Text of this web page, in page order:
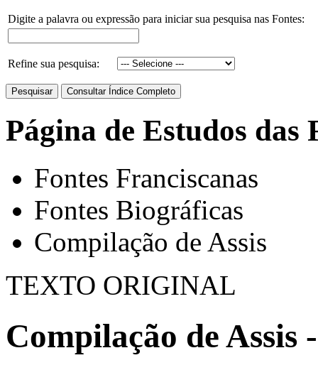
Digite a palavra ou expressão para iniciar sua pesquisa nas Fontes:
Refine sua pesquisa:
Página de Estudos das
Fontes Franciscanas
Fontes Biográficas
Compilação de Assis
TEXTO ORIGINAL
Compilação de Assis